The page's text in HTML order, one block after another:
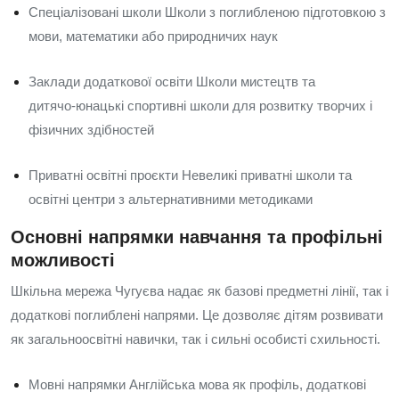
Спеціалізовані школи Школи з поглибленою підготовкою з
мови, математики або природничих наук
Заклади додаткової освіти Школи мистецтв та
дитячо‑юнацькі спортивні школи для розвитку творчих і
фізичних здібностей
Приватні освітні проєкти Невеликі приватні школи та
освітні центри з альтернативними методиками
Основні напрямки навчання та профільні
можливості
Шкільна мережа Чугуєва надає як базові предметні лінії, так і
додаткові поглиблені напрями. Це дозволяє дітям розвивати
як загальноосвітні навички, так і сильні особисті схильності.
Мовні напрямки Англійська мова як профіль, додаткові